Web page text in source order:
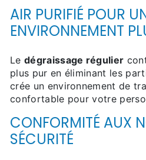
AIR PURIFIÉ POUR
ENVIRONNEMENT
Le dégraissage régulier
plus pur en éliminant les
crée un environnement de
confortable pour votre
CONFORMITÉ AUX
SÉCURITÉ